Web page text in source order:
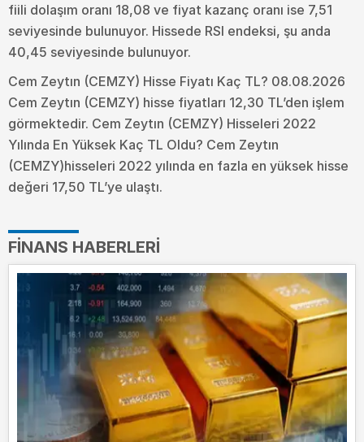
fiili dolaşım oranı 18,08 ve fiyat kazanç oranı ise 7,51
seviyesinde bulunuyor. Hissede RSI endeksi, şu anda
40,45 seviyesinde bulunuyor.
Cem Zeytın (CEMZY) Hisse Fiyatı Kaç TL? 08.08.2026
Cem Zeytın (CEMZY) hisse fiyatları 12,30 TL’den işlem
görmektedir. Cem Zeytın (CEMZY) Hisseleri 2022
Yılında En Yüksek Kaç TL Oldu? Cem Zeytın
(CEMZY)hisseleri 2022 yılında en fazla en yüksek hisse
değeri 17,50 TL’ye ulaştı.
FINANS HABERLERI